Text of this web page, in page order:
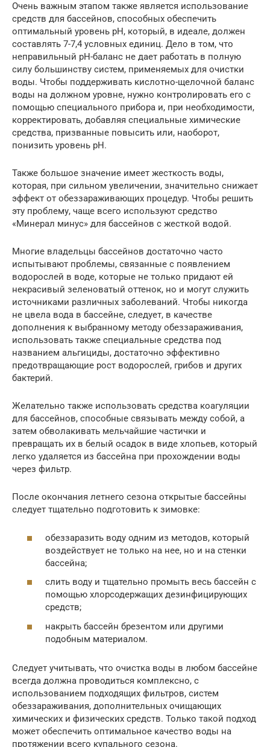
Очень важным этапом также является использование
средств для бассейнов, способных обеспечить
оптимальный уровень pH, который, в идеале, должен
составлять 7-7,4 условных единиц. Дело в том, что
неправильный pH-баланс не дает работать в полную
силу большинству систем, применяемых для очистки
воды. Чтобы поддерживать кислотно-щелочной баланс
воды на должном уровне, нужно контролировать его с
помощью специального прибора и, при необходимости,
корректировать, добавляя специальные химические
средства, призванные повысить или, наоборот,
понизить уровень pH.
Также большое значение имеет жесткость воды,
которая, при сильном увеличении, значительно снижает
эффект от обеззараживающих процедур. Чтобы решить
эту проблему, чаще всего используют средство
«Минерал минус» для бассейнов с жесткой водой.
Многие владельцы бассейнов достаточно часто
испытывают проблемы, связанные с появлением
водорослей в воде, которые не только придают ей
некрасивый зеленоватый оттенок, но и могут служить
источниками различных заболеваний. Чтобы никогда
не цвела вода в бассейне, следует, в качестве
дополнения к выбранному методу обеззараживания,
использовать также специальные средства под
названием альгициды, достаточно эффективно
предотвращающие рост водорослей, грибов и других
бактерий.
Желательно также использовать средства коагуляции
для бассейнов, способные связывать между собой, а
затем обволакивать мельчайшие частички и
превращать их в белый осадок в виде хлопьев, который
легко удаляется из бассейна при прохождении воды
через фильтр.
После окончания летнего сезона открытые бассейны
следует тщательно подготовить к зимовке:
обеззаразить воду одним из методов, который
воздействует не только на нее, но и на стенки
бассейна;
слить воду и тщательно промыть весь бассейн с
помощью хлорсодержащих дезинфицирующих
средств;
накрыть бассейн брезентом или другими
подобным материалом.
Следует учитывать, что очистка воды в любом бассейне
всегда должна проводиться комплексно, с
использованием подходящих фильтров, систем
обеззараживания, дополнительных очищающих
химических и физических средств. Только такой подход
может обеспечить оптимальное качество воды на
протяжении всего купального сезона.